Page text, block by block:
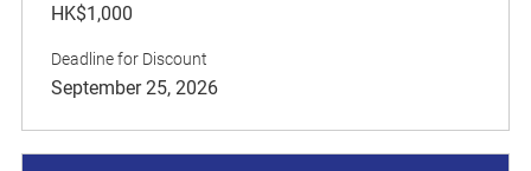
HK$1,000
Deadline for Discount
September 25, 2026